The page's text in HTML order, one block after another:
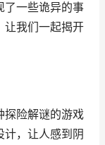
了一些诡异的事
让我们一起揭开
探险解谜的游戏
计，让人感到阴